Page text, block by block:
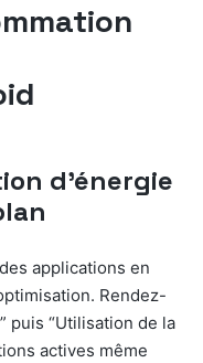
d’énergie
applications en
Rendez-
puis “Utilisation de la
actives même